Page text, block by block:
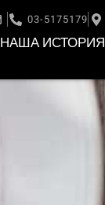
03-5175179
НАША ИСТОРИЯ